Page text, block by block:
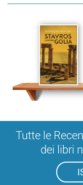
Tutte le
dei libri